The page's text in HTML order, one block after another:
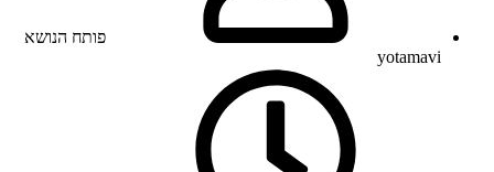
פותח הנושא
yotamavi